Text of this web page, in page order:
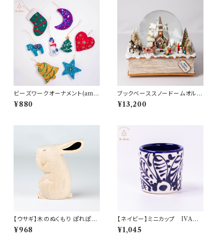
ビーズワークオーナメント(am-
LNBP1302)
¥880
ブックベーススノードームオルゴ
ール(10344)
¥13,200
【ウサギ】木のぬくもり ぽれぽれ
動物
¥968
【ネイビー】ミニカップ IVANR
OS(イバンロス)(am-LEVP46
02)
¥1,045